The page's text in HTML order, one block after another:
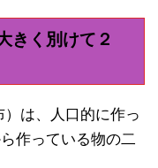
きく別けて２
は、人口的に作っ
作っている物の二